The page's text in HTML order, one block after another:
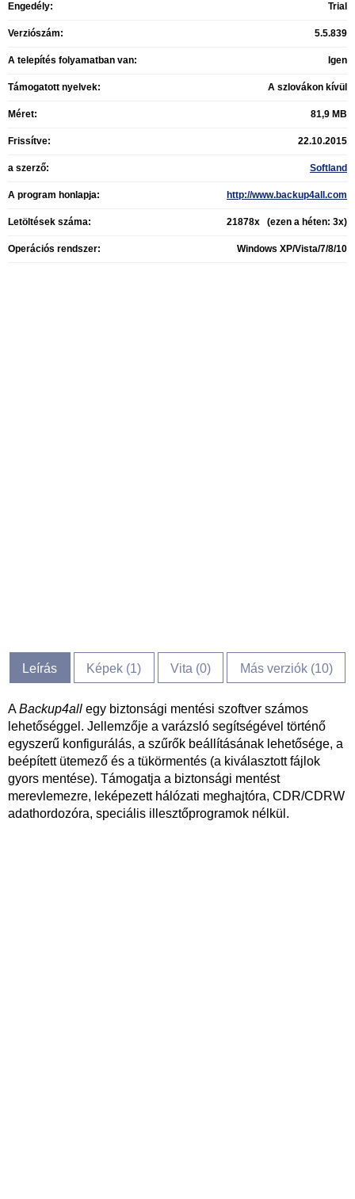
Engedély: Trial
Verziószám: 5.5.839
A telepítés folyamatban van: Igen
Támogatott nyelvek: A szlovákon kívül
Méret: 81,9 MB
Frissítve: 22.10.2015
a szerző: Softland
A program honlapja: http://www.backup4all.com
Letöltések száma: 21878x (ezen a héten: 3x)
Operációs rendszer: Windows XP/Vista/7/8/10
Leírás Képek (1) Vita (0) Más verziók (10)
ABackup4all egy biztonsági mentési szoftver számos
lehetőséggel. Jellemzője a varázsló segítségével történő
egyszerű konfigurálás, a szűrők beállításának lehetősége, a
beépített ütemező és a tükörmentés (a kiválasztott fájlok
gyors mentése). Támogatja a biztonsági mentést
merevlemezre, leképezett hálózati meghajtóra, CDR/CDRW
adathordozóra, speciális illesztőprogramok nélkül.